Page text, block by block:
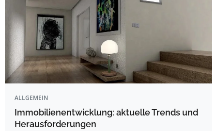
ALLGEMEIN
Immobilienentwicklung: aktuelle Trends und
Herausforderungen